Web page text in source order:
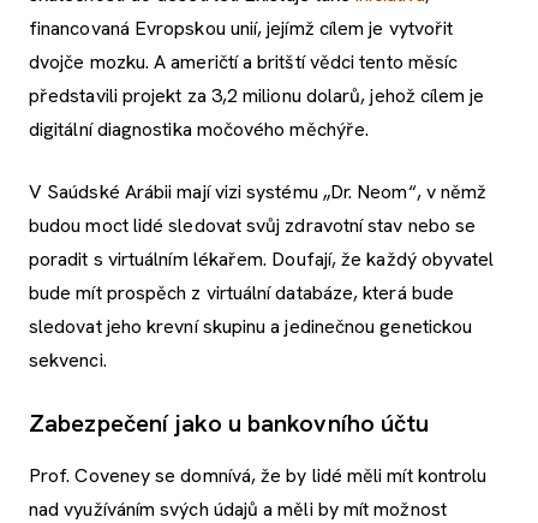
financovaná Evropskou unií, jejímž cílem je vytvořit
dvojče mozku. A američtí a britští vědci tento měsíc
představili projekt za 3,2 milionu dolarů, jehož cílem je
digitální diagnostika močového měchýře.
V Saúdské Arábii mají vizi systému „Dr. Neom“, v němž
budou moct lidé sledovat svůj zdravotní stav nebo se
poradit s virtuálním lékařem. Doufají, že každý obyvatel
bude mít prospěch z virtuální databáze, která bude
sledovat jeho krevní skupinu a jedinečnou genetickou
sekvenci.
Zabezpečení jako u bankovního účtu
Prof. Coveney se domnívá, že by lidé měli mít kontrolu
nad využíváním svých údajů a měli by mít možnost